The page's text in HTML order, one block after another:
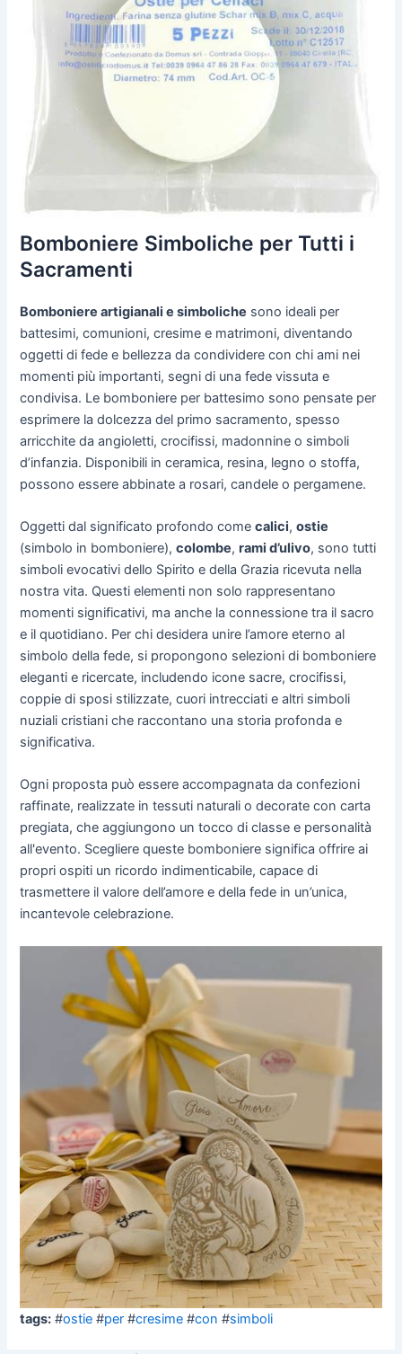
Bomboniere Simboliche per Tutti i
Sacramenti
Bomboniere artigianali e simboliche sono ideali per
battesimi, comunioni, cresime e matrimoni, diventando
oggetti di fede e bellezza da condividere con chi ami nei
momenti più importanti, segni di una fede vissuta e
condivisa. Le bomboniere per battesimo sono pensate per
esprimere la dolcezza del primo sacramento, spesso
arricchite da angioletti, crocifissi, madonnine o simboli
d’infanzia. Disponibili in ceramica, resina, legno o stoffa,
possono essere abbinate a rosari, candele o pergamene.
Oggetti dal significato profondo comecalici,ostie
(simbolo in bomboniere),colombe,rami d’ulivo, sono tutti
simboli evocativi dello Spirito e della Grazia ricevuta nella
nostra vita. Questi elementi non solo rappresentano
momenti significativi, ma anche la connessione tra il sacro
e il quotidiano. Per chi desidera unire l’amore eterno al
simbolo della fede, si propongono selezioni di bomboniere
eleganti e ricercate, includendo icone sacre, crocifissi,
coppie di sposi stilizzate, cuori intrecciati e altri simboli
nuziali cristiani che raccontano una storia profonda e
significativa.
Ogni proposta può essere accompagnata da confezioni
raffinate, realizzate in tessuti naturali o decorate con carta
pregiata, che aggiungono un tocco di classe e personalità
all'evento. Scegliere queste bomboniere significa offrire ai
propri ospiti un ricordo indimenticabile, capace di
trasmettere il valore dell’amore e della fede in un’unica,
incantevole celebrazione.
tags: #ostie #per #cresime #con #simboli